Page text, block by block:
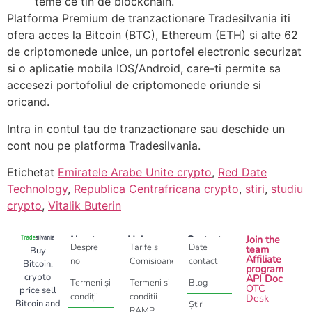
Platforma Premium de tranzactionare Tradesilvania iti
ofera acces la Bitcoin (BTC), Ethereum (ETH) si alte 62
de criptomonede unice, un portofel electronic securizat
si o aplicatie mobila IOS/Android, care-ti permite sa
accesezi portofoliul de criptomonede oriunde si
oricand.
Intra in contul tau de tranzactionare sau deschide un
cont nou pe platforma Tradesilvania.
Etichetat Emiratele Arabe Unite crypto, Red Date
Technology, Republica Centrafricana crypto, stiri, studiu
crypto, Vitalik Buterin
Buy
Bitcoin,
crypto
price sell
Bitcoin and
About
Despre
noi
Termeni și
condiții
Help
Tarife si
Comisioane
Termeni si
conditii
Contact
Date
contact
Blog
Știri
Join the
team
Affiliate
program
API Doc
OTC
Desk